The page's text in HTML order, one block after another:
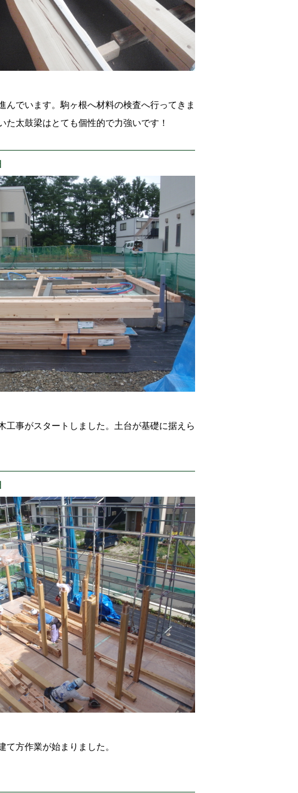
んでいます。駒ヶ根へ材料の検査へ行ってきま
た太鼓梁はとても個性的で力強いです！
工事がスタートしました。土台が基礎に据えら
て方作業が始まりました。